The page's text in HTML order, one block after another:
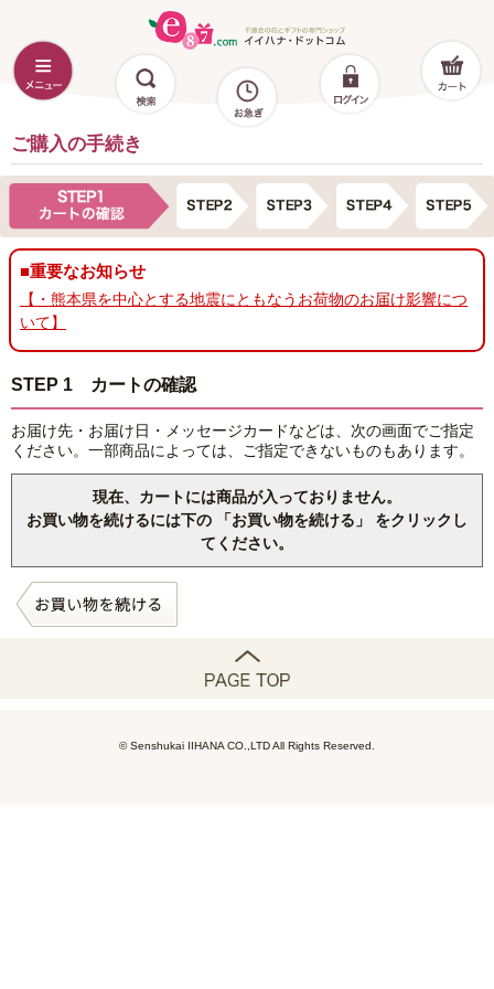
ご購入の手続き
■重要なお知らせ
【・熊本県を中心とする地震にともなうお荷物のお届け影響につ
いて】
STEP 1 カートの確認
お届け先・お届け日・メッセージカードなどは、次の画面でご指定
ください。一部商品によっては、ご指定できないものもあります。
現在、カートには商品が入っておりません。
お買い物を続けるには下の 「お買い物を続ける」 をクリックし
てください。
© Senshukai IIHANA CO.,LTD All Rights Reserved.